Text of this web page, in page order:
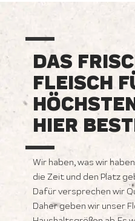
DAS
FLEISCH
HIER
Wir haben, was wir
die Zeit und den Platz
Dafür versprechen wir
Daher geben wir unser